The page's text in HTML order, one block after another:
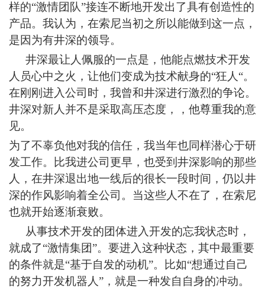
样的“激情团队”接连不断地开发出了具有创造性的
产品。我认为，在索尼当初之所以能做到这一点，
是因为有井深的领导。
井深最让人佩服的一点是，他能点燃技术开发
人员心中之火，让他们变成为技术献身的“狂人“。
在刚刚进入公司时，我曾和井深进行激烈的争论。
井深对新人并不是采取高压态度，，他尊重我的意
见。
为了不辜负他对我的信任，我当年也同样潜心于研
发工作。比我进公司更早，也受到井深影响的那些
人，在井深退出地一线后的很长一段时间，仍以井
深的作风影响着全公司。当这些人不在了，在索尼
也就开始逐渐衰败。
从事技术开发的团体进入开发的忘我状态时，
就成了“激情集团”。要进入这种状态，其中最重要
的条件就是“基于自发的动机”。比如“想通过自己
的努力开发机器人”，就是一种发自自身的冲动。